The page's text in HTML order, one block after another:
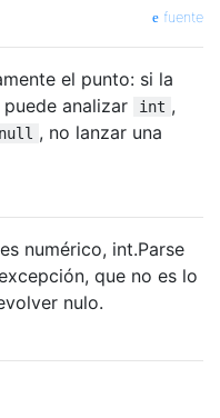
fuente
el punto: si la
analizar
int ,
null , no lanzar una
numérico, int.Parse
que no es lo
nulo.